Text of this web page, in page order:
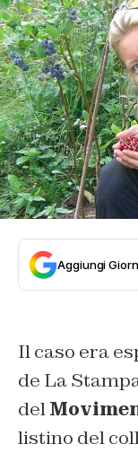
Aggiungi
Il caso era
de La
del
listino del